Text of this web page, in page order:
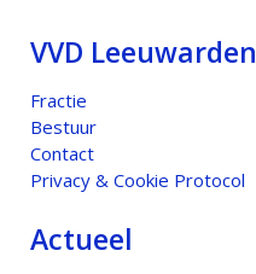
VVD Leeuwarden
Fractie
Bestuur
Contact
Privacy & Cookie Protocol
Actueel